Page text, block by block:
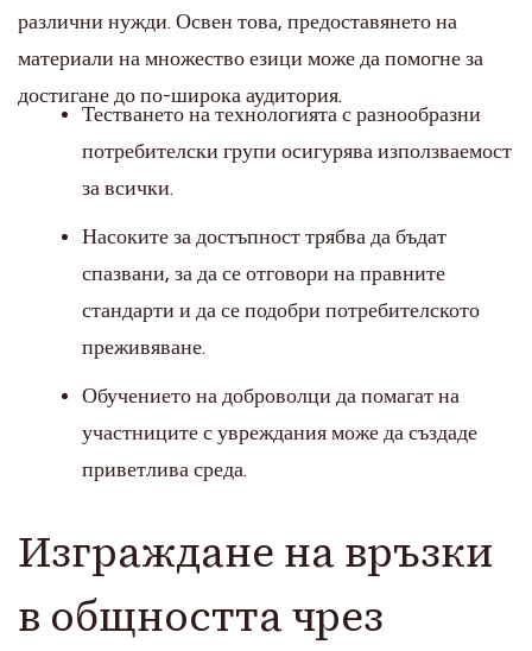
различни нужди. Освен това, предоставянето на
материали на множество езици може да помогне за
достигане до по-широка аудитория.
Тестването на технологията с разнообразни
потребителски групи осигурява използваемост
за всички.
Насоките за достъпност трябва да бъдат
спазвани, за да се отговори на правните
стандарти и да се подобри потребителското
преживяване.
Обучението на доброволци да помагат на
участниците с увреждания може да създаде
приветлива среда.
Изграждане на връзки
в общността чрез